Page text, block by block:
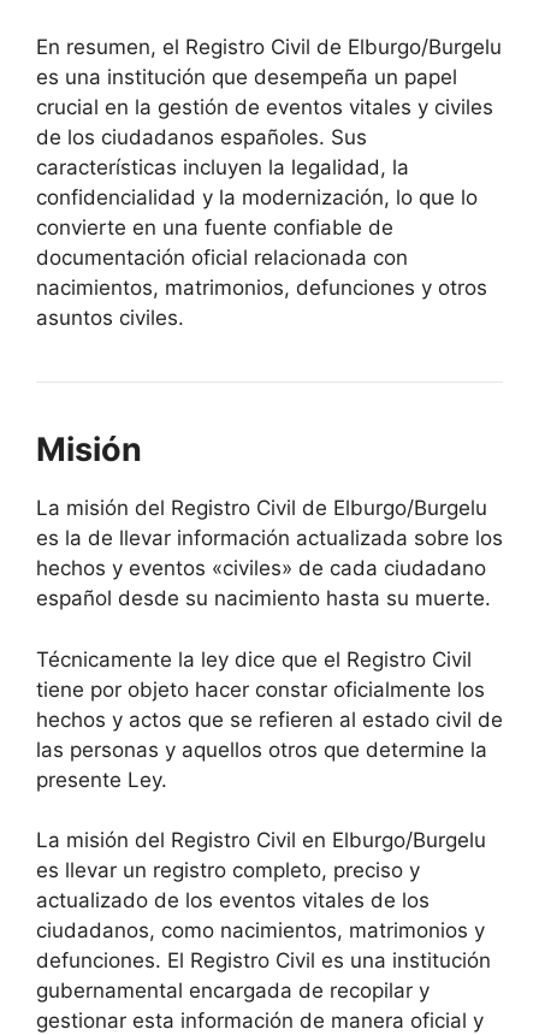
En resumen, el Registro Civil de Elburgo/Burgelu
es una institución que desempeña un papel
crucial en la gestión de eventos vitales y civiles
de los ciudadanos españoles. Sus
características incluyen la legalidad, la
confidencialidad y la modernización, lo que lo
convierte en una fuente confiable de
documentación oficial relacionada con
nacimientos, matrimonios, defunciones y otros
asuntos civiles.
Misión
La misión del Registro Civil de Elburgo/Burgelu
es la de llevar información actualizada sobre los
hechos y eventos «civiles» de cada ciudadano
español desde su nacimiento hasta su muerte.
Técnicamente la ley dice que el Registro Civil
tiene por objeto hacer constar oficialmente los
hechos y actos que se refieren al estado civil de
las personas y aquellos otros que determine la
presente Ley.
La misión del Registro Civil en Elburgo/Burgelu
es llevar un registro completo, preciso y
actualizado de los eventos vitales de los
ciudadanos, como nacimientos, matrimonios y
defunciones. El Registro Civil es una institución
gubernamental encargada de recopilar y
gestionar esta información de manera oficial y